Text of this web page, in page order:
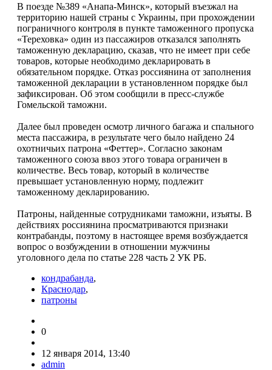
В поезде №389 «Анапа-Минск», который въезжал на
территорию нашей страны с Украины, при прохождении
пограничного контроля в пункте таможенного пропуска
«Тереховка» один из пассажиров отказался заполнять
таможенную декларацию, сказав, что не имеет при себе
товаров, которые необходимо декларировать в
обязательном порядке. Отказ россиянина от заполнения
таможенной декларации в установленном порядке был
зафиксирован. Об этом сообщили в пресс-службе
Гомельской таможни.
Далее был проведен осмотр личного багажа и спального
места пассажира, в результате чего было найдено 24
охотничьих патрона «Феттер». Согласно законам
таможенного союза ввоз этого товара ограничен в
количестве. Весь товар, который в количестве
превышает установленную норму, подлежит
таможенному декларированию.
Патроны, найденные сотрудниками таможни, изъяты. В
действиях россиянина просматриваются признаки
контрабанды, поэтому в настоящее время возбуждается
вопрос о возбуждении в отношении мужчины
уголовного дела по статье 228 часть 2 УК РБ.
кондрабанда,
Краснодар,
патроны
0
12 января 2014, 13:40
admin